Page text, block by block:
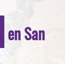
en San